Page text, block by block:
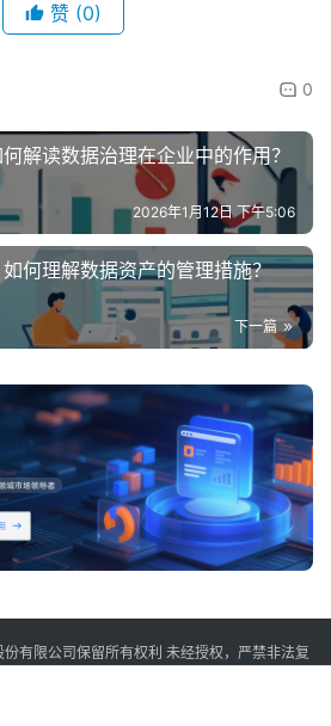
赞 (0)
0
解读数据治理在企业中的作用？
2026年1月12日 下午5:06
何理解数据资产的管理措施？
下一篇
有限公司保留所有权利 未经授权，严禁非法复